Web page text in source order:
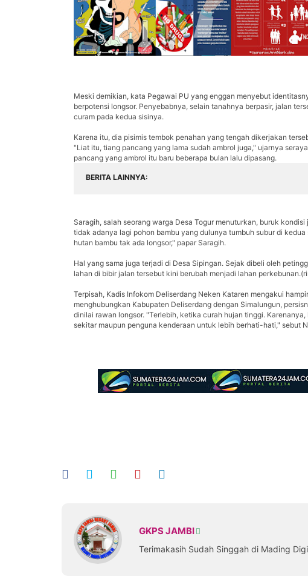
Meski demikian, kata Pegawai PU yang enggan menyebut
berpotensi longsor. Penyebabnya, selain tanahnya berpasir, jalan
curam pada kedua sisinya.
Karena itu, dia pisimis tembok penahan yang tengah dikerjakan
"Liat itu, tiang pancang yang lama sudah ambrol juga," ujarnya
pancang yang ambrol itu baru beberapa bulan lalu dipasang.
BERITA LAINNYA
Saragih, salah seorang warga Desa Togur menuturkan, buruk
tidak adanya lagi pohon bambu yang dulunya tumbuh subur di
hutan bambu tak ada longsor," papar Saragih.
Hal yang sama juga terjadi di Desa Sipingan. Sejak dibeli oleh
lahan di bibir jalan tersebut kini berubah menjadi lahan
Terpisah, Kadis Infokom Deliserdang Neken Kataren mengakui
menghubungkan Kabupaten Deliserdang dengan Simalungun,
dinilai rawan longsor. "Terlebih, ketika curah hujan tinggi.
sekitar maupun penguna kenderaan untuk lebih berhati-hati," sebut
GKPS JAMBI
Terimakasih Sudah Singgah di Mading